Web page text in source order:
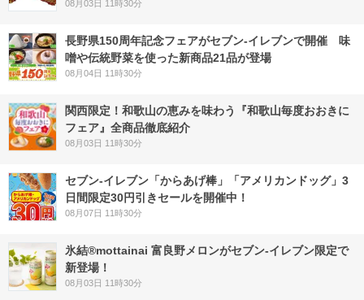
08月03日 11時30分
長野県150周年記念フェアがセブン-イレブンで開催 味
噌や伝統野菜を使った新商品21品が登場
08月04日 11時30分
関西限定！和歌山の恵みを味わう『和歌山毎度おおきに
フェア』全商品徹底紹介
08月03日 11時30分
セブン‐イレブン「からあげ棒」「アメリカンドッグ」3
日間限定30円引きセールを開催中！
08月07日 11時30分
氷結®mottainai 富良野メロンがセブン‐イレブン限定で
新登場！
08月03日 11時30分